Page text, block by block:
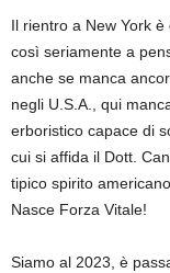
Il rientro a New York
così seriamente a
anche se manca
negli U.S.A., qui
erboristico capace di
cui si affida il Dott.
tipico spirito
Nasce Forza Vitale!
Siamo al 2023, è